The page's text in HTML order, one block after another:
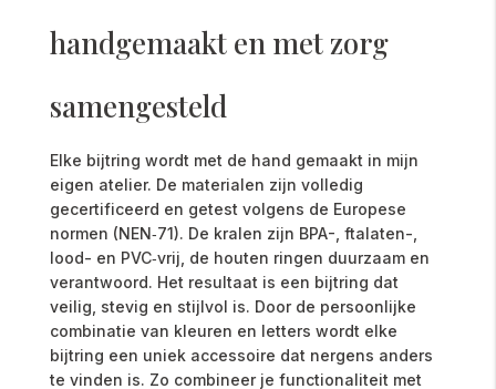
handgemaakt en met zorg
samengesteld
Elke bijtring wordt met de hand gemaakt in mijn
eigen atelier. De materialen zijn volledig
gecertificeerd en getest volgens de Europese
normen (NEN‑71). De kralen zijn BPA-, ftalaten-,
lood- en PVC‑vrij, de houten ringen duurzaam en
verantwoord. Het resultaat is een bijtring dat
veilig, stevig en stijlvol is. Door de persoonlijke
combinatie van kleuren en letters wordt elke
bijtring een uniek accessoire dat nergens anders
te vinden is. Zo combineer je functionaliteit met